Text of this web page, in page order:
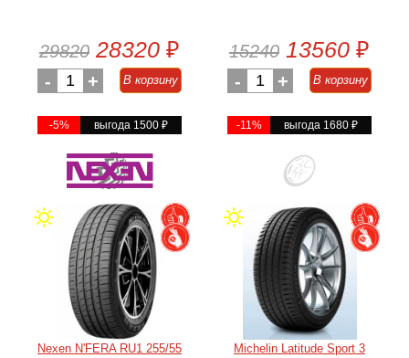
29820 28320 ₽
- 1 + В корзину
-5% выгода 1500₽
15240 13560 ₽
- 1 + В корзину
-11% выгода 1680₽
Nexen N'FERA RU1 255/55
Michelin Latitude Sport 3